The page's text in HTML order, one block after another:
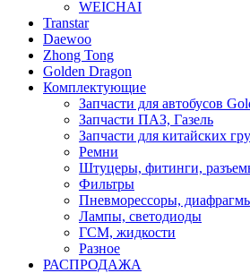
WEICHAI
Transtar
Daewoo
Zhong Tong
Golden Dragon
Комплектующие
Запчасти для автобусов
Запчасти ПАЗ, Газель
Запчасти для китайских
Ремни
Штуцеры, фитинги,
Фильтры
Пневморессоры,
Лампы, светодиоды
ГСМ, жидкости
Разное
РАСПРОДАЖА